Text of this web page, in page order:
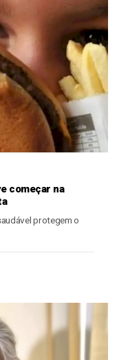
começar na
protegem o